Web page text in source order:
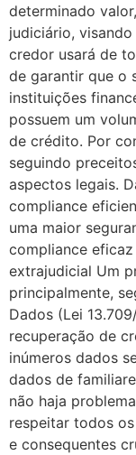
determinado
judiciário,
credor usará de
de garantir que o
instituições
possuem um
de crédito. Por
seguindo
aspectos legais.
compliance
uma maior
compliance
extrajudicial Um
principalmente,
Dados (Lei
recuperação de
inúmeros dados
dados de
não haja
respeitar todos
e consequentes